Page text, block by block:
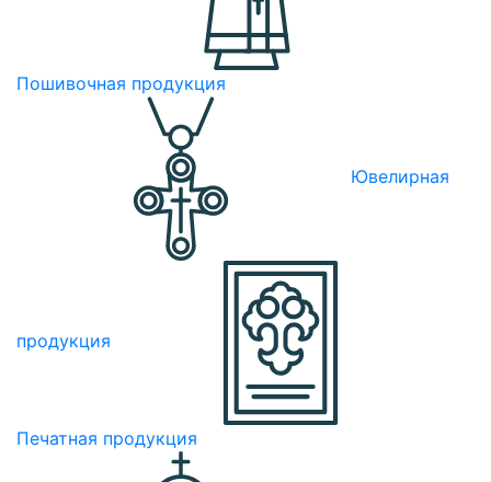
Пошивочная продукция
Ювелирная
продукция
Печатная продукция